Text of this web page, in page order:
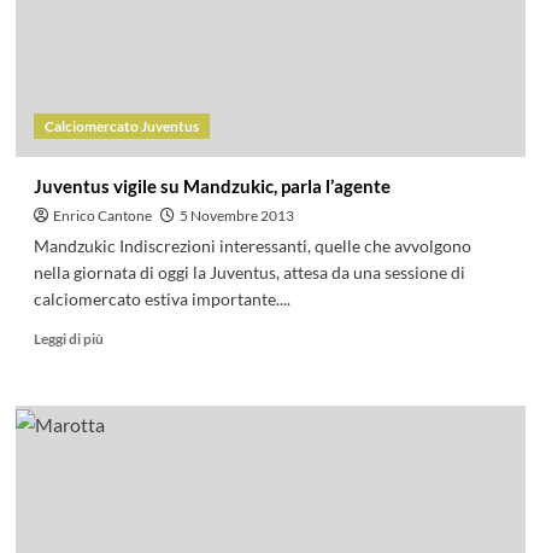
Calciomercato Juventus
Juventus vigile su Mandzukic, parla l’agente
Enrico Cantone 5 Novembre 2013
Mandzukic Indiscrezioni interessanti, quelle che avvolgono
nella giornata di oggi la Juventus, attesa da una sessione di
calciomercato estiva importante....
Leggi di più